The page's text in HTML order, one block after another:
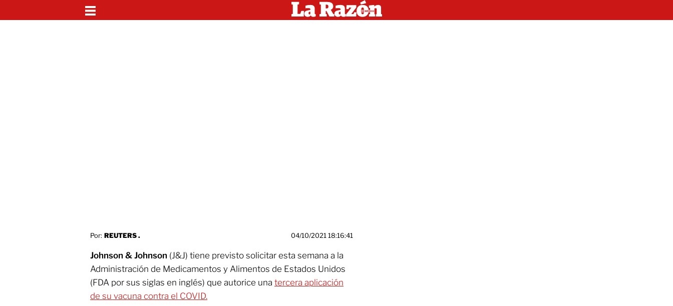
Por: REUTERS . 04/10/2021 18:16:41
Johnson & Johnson (J&J) tiene previsto solicitar esta semana a la
Administración de Medicamentos y Alimentos de Estados Unidos
(FDA por sus siglas en inglés) que autorice una tercera aplicación
de su vacuna contra el COVID.